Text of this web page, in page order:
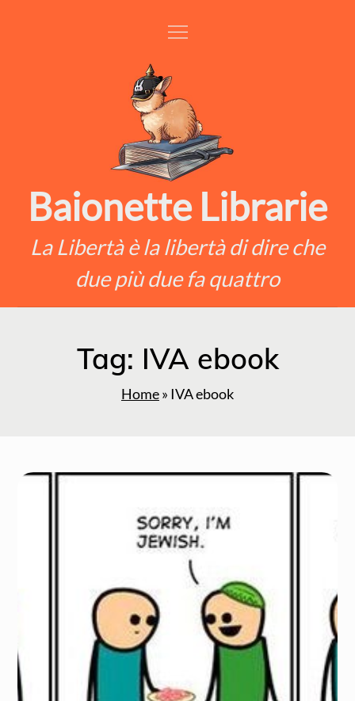
Baionette Librarie
La Libertà è la libertà di dire che
due più due fa quattro
Tag: IVA ebook
Home» IVA ebook